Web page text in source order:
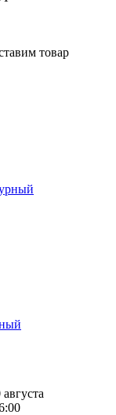
товар